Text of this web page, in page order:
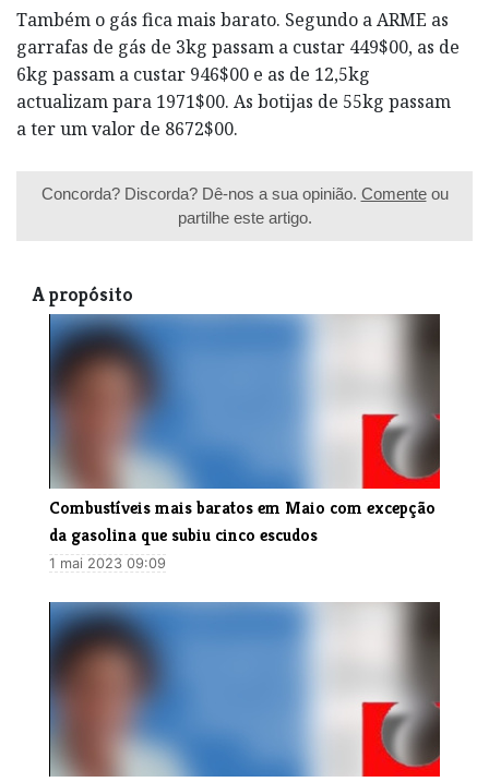
Também o gás fica mais barato. Segundo a ARME as
garrafas de gás de 3kg passam a custar 449$00, as de
6kg passam a custar 946$00 e as de 12,5kg
actualizam para 1971$00. As botijas de 55kg passam
a ter um valor de 8672$00.
Concorda? Discorda? Dê-nos a sua opinião. Comenteou
partilhe este artigo.
A propósito
Combustíveis mais baratos em Maio com excepção
da gasolina que subiu cinco escudos
1 mai 2023 09:09